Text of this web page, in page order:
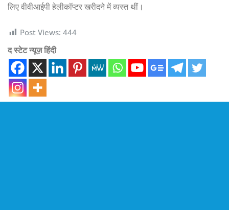
लिए वीवीआईपी हेलीकॉप्टर खरीदने में व्यस्त थीं।
Post Views: 444
द स्टेट न्यूज़ हिंदी